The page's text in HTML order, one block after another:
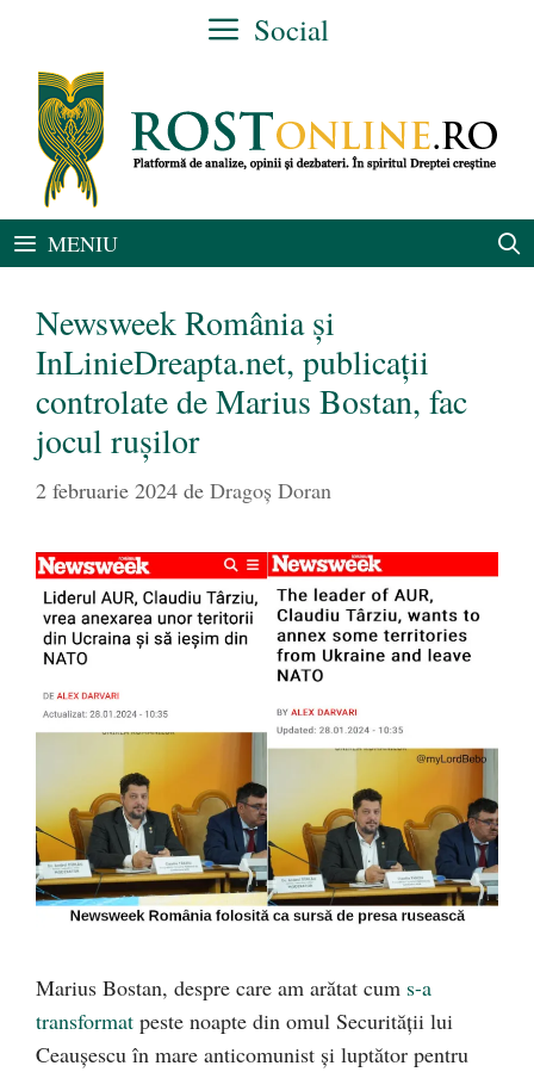
conținut
Social
MENIU
Newsweek România și
InLinieDreapta.net, publicații
controlate de Marius Bostan, fac
jocul rușilor
2 februarie 2024 de Dragoș Doran
Marius Bostan, despre care am arătat cum s-a
transformat peste noapte din omul Securității lui
Ceaușescu în mare anticomunist și luptător pentru